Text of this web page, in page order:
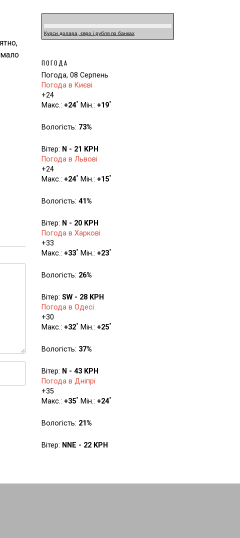
Курси долара, євро і рубля по банках
ПОГОДА
Погода, 08 Серпень
Погода в Києві
+24
Макс.: +24° Мін.: +19°
Вологість: 73%
Вітер: N - 21 KPH
Погода в Львові
+24
Макс.: +24° Мін.: +15°
Вологість: 41%
Вітер: N - 20 KPH
Погода в Харкові
+33
Макс.: +33° Мін.: +23°
Вологість: 26%
Вітер: SW - 28 KPH
Погода в Одесі
+30
Макс.: +32° Мін.: +25°
Вологість: 37%
Вітер: N - 43 KPH
Погода в Дніпрі
+35
Макс.: +35° Мін.: +24°
Вологість: 21%
Вітер: NNE - 22 KPH